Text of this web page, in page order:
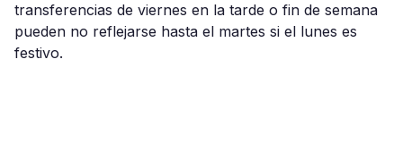
transferencias de viernes en la tarde o fin de semana
pueden no reflejarse hasta el martes si el lunes es
festivo.